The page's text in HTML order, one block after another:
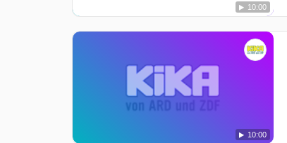
10:00
10:00